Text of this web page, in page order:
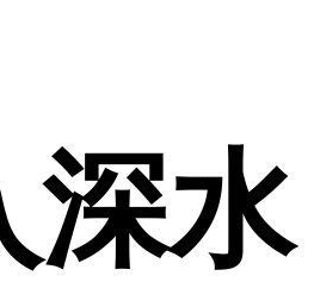
深水